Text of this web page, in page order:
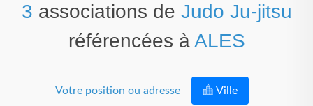
3 associations de Judo Ju-jitsu
référencées àALES
Votre position ou adresse Ville